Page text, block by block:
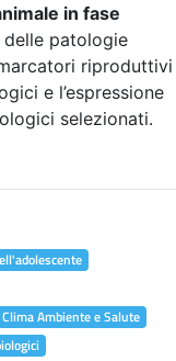
in fase
patologie
riproduttivi
e l’espressione
selezionati.
Clima Ambiente e Salute